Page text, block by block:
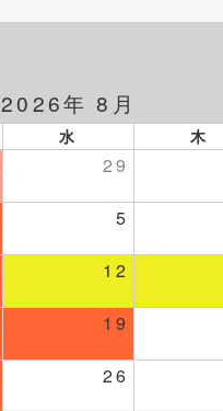
2026年 8月
水 木
29
5
12
19
26